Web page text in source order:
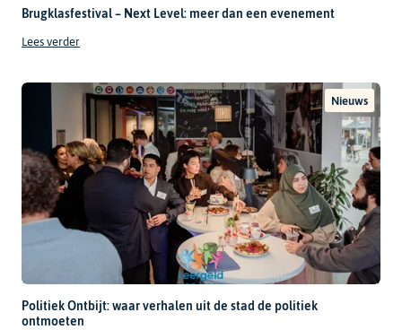
Brugklasfestival – Next Level: meer dan een evenement
Lees verder
Nieuws
Politiek Ontbijt: waar verhalen uit de stad de politiek
ontmoeten